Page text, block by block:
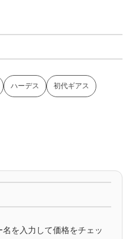
ハーデス 初代ギアス
を入力して価格をチェッ